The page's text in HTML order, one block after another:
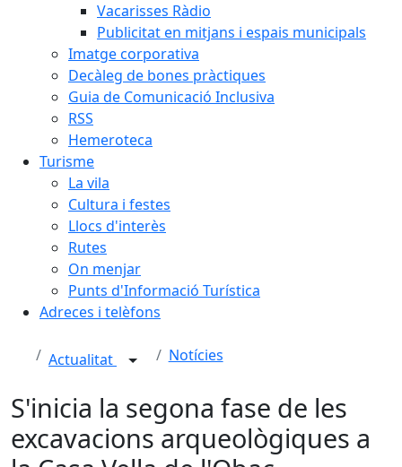
Vacarisses Ràdio
Publicitat en mitjans i espais municipals
Imatge corporativa
Decàleg de bones pràctiques
Guia de Comunicació Inclusiva
RSS
Hemeroteca
Turisme
La vila
Cultura i festes
Llocs d'interès
Rutes
On menjar
Punts d'Informació Turística
Adreces i telèfons
Actualitat Notícies
S'inicia la segona fase de les
excavacions arqueològiques a